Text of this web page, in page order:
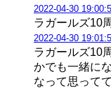
2022-04-30
ラガールズ10
2022-04-30
ラガールズ10
かでも一緒に
なって思って